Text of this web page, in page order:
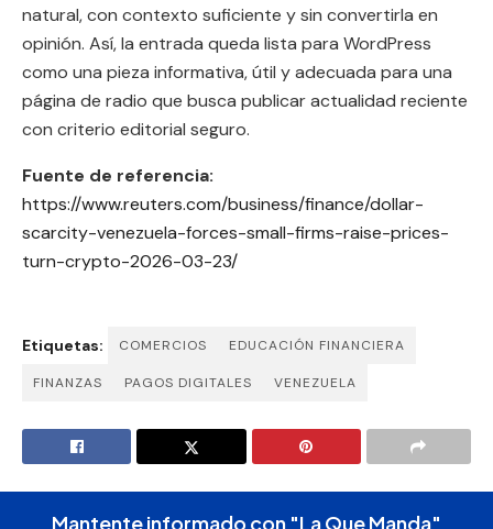
natural, con contexto suficiente y sin convertirla en
opinión. Así, la entrada queda lista para WordPress
como una pieza informativa, útil y adecuada para una
página de radio que busca publicar actualidad reciente
con criterio editorial seguro.
Fuente de referencia:
https://www.reuters.com/business/finance/dollar-
scarcity-venezuela-forces-small-firms-raise-prices-
turn-crypto-2026-03-23/
Etiquetas: COMERCIOS EDUCACIÓN FINANCIERA
FINANZAS PAGOS DIGITALES VENEZUELA
Mantente informado con "La Que Manda"